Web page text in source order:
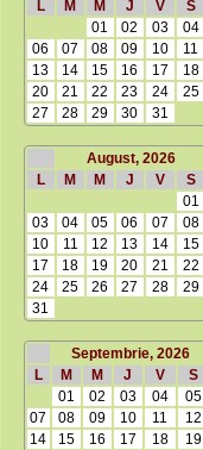
L
M M J V S
01
02 03 04
06
07 08 09 10 11
13
14 15 16 17 18
20
21 22 23 24 25
27
28 29 30 31
August, 2026
L
M M J V S
01
03
04 05 06 07 08
10
11 12 13 14 15
17
18 19 20 21 22
24
25 26 27 28 29
31
Septembrie, 2026
L
M M J V S
01
02 03 04 05
07
08 09 10 11 12
14
15 16 17 18 19